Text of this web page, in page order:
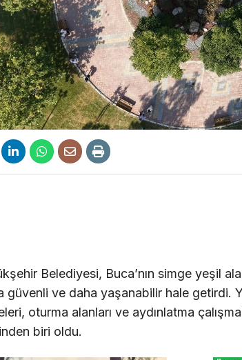
Belediyesi, Buca’nın simge yeşil
güvenli ve daha yaşanabilir hale getirdi.
oturma alanları ve aydınlatma
biri oldu.